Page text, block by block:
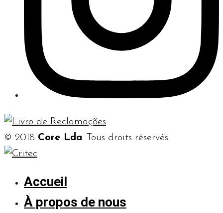
© 2018 Core Lda. Tous droits réservés.
Accueil
À propos de nous